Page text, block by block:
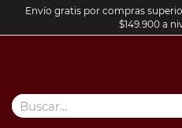
Envío gratis por compras
$149.900 a